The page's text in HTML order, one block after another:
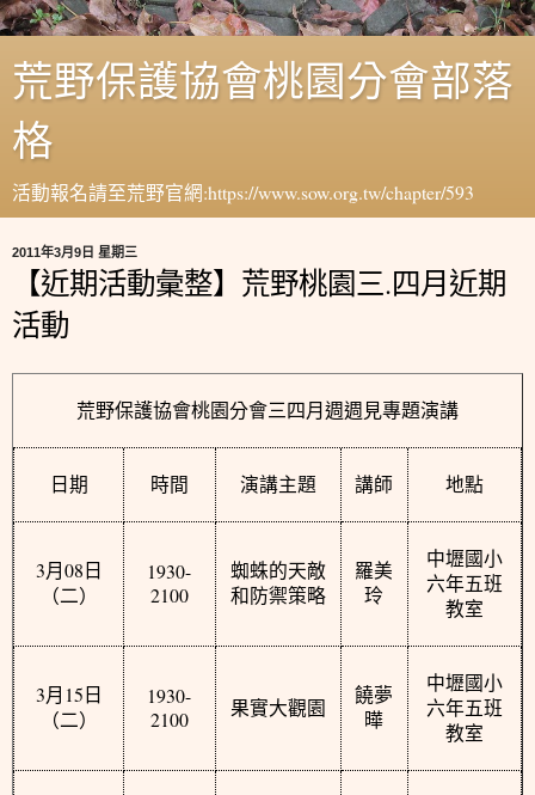
荒野保護協會桃園分會部落
格
活動報名請至荒野官網:https://www.sow.org.tw/chapter/593
2011年3月9日 星期三
【近期活動彙整】荒野桃園三.四月近期
活動
荒野保護協會桃園分會三四月週週見專題演講
日期 時間 演講主題 講師 地點
3月 08 日
（二）
1930-
2100
蜘蛛的天敵
和防禦策略
羅美
玲
中壢國小
六年五班
教室
3月 15 日
（二）
1930-
2100
果實大觀園
饒夢
曄
中壢國小
六年五班
教室